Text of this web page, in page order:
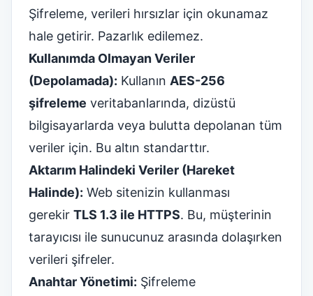
Şifreleme, verileri hırsızlar için okunamaz
hale getirir. Pazarlık edilemez.
Kullanımda Olmayan Veriler
(Depolamada): Kullanın AES-256
şifreleme veritabanlarında, dizüstü
bilgisayarlarda veya bulutta depolanan tüm
veriler için. Bu altın standarttır.
Aktarım Halindeki Veriler (Hareket
Halinde): Web sitenizin kullanması
gerekir TLS 1.3 ile HTTPS. Bu, müşterinin
tarayıcısı ile sunucunuz arasında dolaşırken
verileri şifreler.
Anahtar Yönetimi: Şifreleme